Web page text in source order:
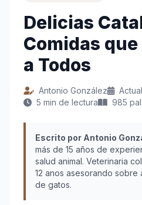
Delicias
Comidas
a Todos
Antonio González
5 min de lectura
985
Escrito por Antonio
más de 15 años de
salud animal. Veterinaria
12 anos asesorando sobre
de gatos.